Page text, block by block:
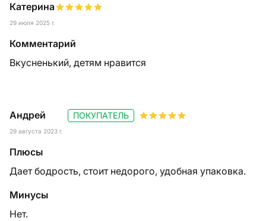
Катерина
29 июля 2025 г.
Комментарий
Вкусненький, детям нравится
Андрей
29 августа 2023 г.
ПОКУПАТЕЛЬ
Плюсы
Дает бодрость, стоит недорого, удобная упаковка.
Минусы
Нет.